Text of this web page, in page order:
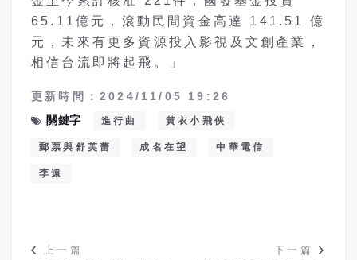
65.11 億元，滾動民間資金高達 141.51 億
元，未來有更多資源投入影視及文創產業，
相信台流即將起飛。」
更新時間：2024/11/05 19:26
關鍵字
進行曲 黃衣小飛俠
郵票與舒芙蕾 成名在望 中華電信
李遠
上一篇 下一篇